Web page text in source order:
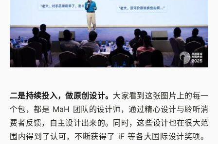
二是持续投入，做原创设计。 大家看到这张图片上的每一
个包，都是 MaH 团队的设计师，通过精心设计与聆听消
费者反馈，自主设计出来的。同时，这些设计也在很大范
围内得到了认可，不断获得了 iF 等各大国际设计奖项。